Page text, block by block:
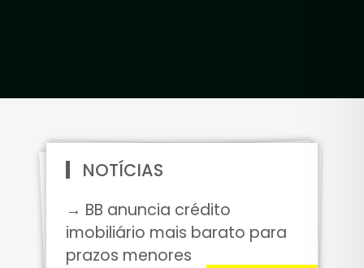
NOTÍCIAS
→ BB anuncia crédito
imobiliário mais barato para
prazos menores